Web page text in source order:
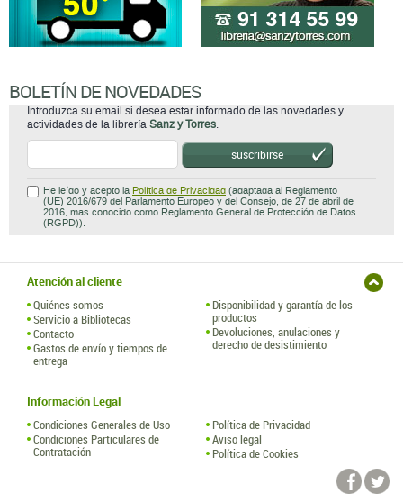
BOLETÍN DE NOVEDADES
Introduzca su email si desea estar informado de las novedades y
actividades de la librería Sanz y Torres.
suscribirse
He leído y acepto la Política de Privacidad (adaptada al Reglamento
(UE) 2016/679 del Parlamento Europeo y del Consejo, de 27 de abril de
2016, mas conocido como Reglamento General de Protección de Datos
(RGPD)).
Atención al cliente
Quiénes somos
Servicio a Bibliotecas
Contacto
Gastos de envío y tiempos de
entrega
Disponibilidad y garantía de los
productos
Devoluciones, anulaciones y
derecho de desistimiento
Información Legal
Condiciones Generales de Uso
Condiciones Particulares de
Contratación
Política de Privacidad
Aviso legal
Política de Cookies